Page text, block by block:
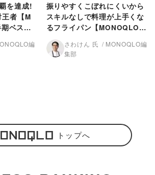
を達成!
者【M
ベスト
編
振りやすくこぼれにくいから
スキルなしで料理が上手くな
るフライパン【MONOQLO2
024上半期ベストバイ】
さわけん 氏
MONOQLO編
集部
トップへ